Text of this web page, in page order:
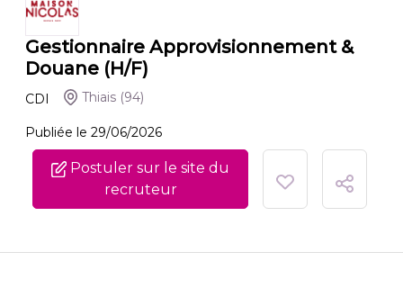
Gestionnaire Approvisionnement &
Douane (H/F)
CDI Thiais (94)
Publiée le 29/06/2026
Postuler sur le site du
recruteur